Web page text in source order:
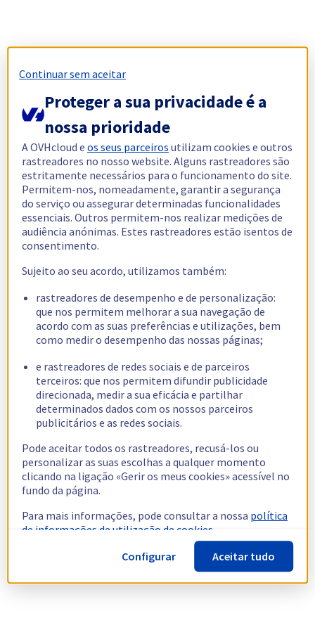
Continuar sem aceitar
Proteger a sua privacidade é a
nossa prioridade
A OVHcloud eos seus parceiros utilizam cookies e outros
rastreadores no nosso website. Alguns rastreadores são
estritamente necessários para o funcionamento do site.
Permitem-nos, nomeadamente, garantir a segurança
do serviço ou assegurar determinadas funcionalidades
essenciais. Outros permitem-nos realizar medições de
audiência anónimas. Estes rastreadores estão isentos de
consentimento.
Sujeito ao seu acordo, utilizamos também:
rastreadores de desempenho e de personalização:
que nos permitem melhorar a sua navegação de
acordo com as suas preferências e utilizações, bem
como medir o desempenho das nossas páginas;
e rastreadores de redes sociais e de parceiros
terceiros: que nos permitem difundir publicidade
direcionada, medir a sua eficácia e partilhar
determinados dados com os nossos parceiros
publicitários e as redes sociais.
Pode aceitar todos os rastreadores, recusá-los ou
personalizar as suas escolhas a qualquer momento
clicando na ligação «Gerir os meus cookies» acessível no
fundo da página.
Para mais informações, pode consultar a nossa política
de informações de utilização de cookies.
Configurar
Aceitar tudo